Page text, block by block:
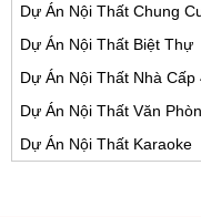
Dự Án Nội Thất Chung
Dự Án Nội Thất Biệt Thự
Dự Án Nội Thất Nhà Cấp
Dự Án Nội Thất Văn
Dự Án Nội Thất Karaoke